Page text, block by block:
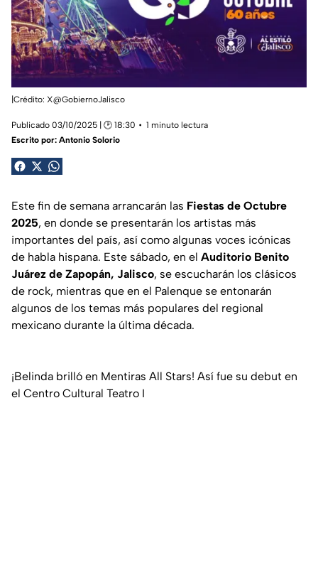
|Crédito: X@GobiernoJalisco
Publicado 03/10/2025 | 🕑 18:30
1 minuto lectura
Escrito por: Antonio Solorio
Este fin de semana arrancarán las Fiestas de Octubre
2025, en donde se presentarán los artistas más
importantes del país, así como algunas voces icónicas
de habla hispana. Este sábado, en el Auditorio Benito
Juárez de Zapopán, Jalisco, se escucharán los clásicos
de rock, mientras que en el Palenque se entonarán
algunos de los temas más populares del regional
mexicano durante la última década.
¡Belinda brilló en Mentiras All Stars! Así fue su debut en
el Centro Cultural Teatro I